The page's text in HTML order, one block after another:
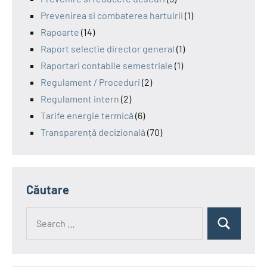
Prevenirea si combaterea hartuirii (1)
Rapoarte (14)
Raport selectie director general (1)
Raportari contabile semestriale (1)
Regulament / Proceduri (2)
Regulament intern (2)
Tarife energie termică (6)
Transparență decizională (70)
Căutare
Search